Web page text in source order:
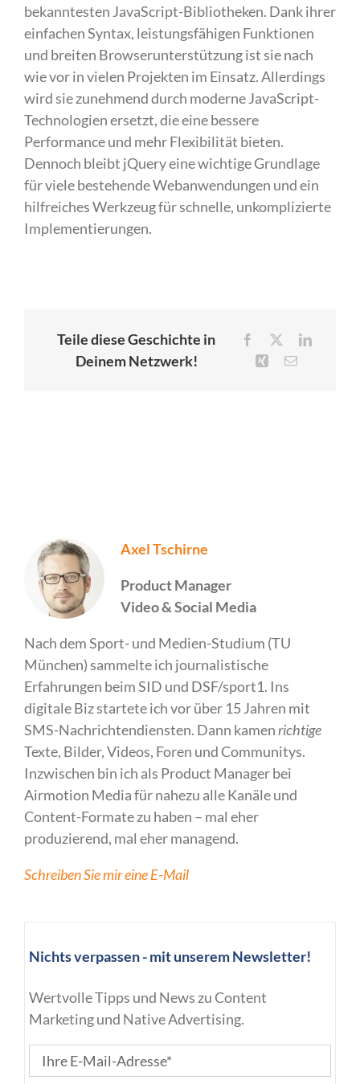
bekanntesten JavaScript-Bibliotheken. Dank ihrer
einfachen Syntax, leistungsfähigen Funktionen
und breiten Browserunterstützung ist sie nach
wie vor in vielen Projekten im Einsatz. Allerdings
wird sie zunehmend durch moderne JavaScript-
Technologien ersetzt, die eine bessere
Performance und mehr Flexibilität bieten.
Dennoch bleibt jQuery eine wichtige Grundlage
für viele bestehende Webanwendungen und ein
hilfreiches Werkzeug für schnelle, unkomplizierte
Implementierungen.
Teile diese Geschichte in
Deinem Netzwerk!
Facebook
LinkedIn
Xing E-
Axel Tschirne
Product Manager
Video & Social Media
Nach dem Sport- und Medien-Studium (TU
München) sammelte ich journalistische
Erfahrungen beim SID und DSF/sport1. Ins
digitale Biz startete ich vor über 15 Jahren mit
SMS-Nachrichtendiensten. Dann kamenrichtige
Texte, Bilder, Videos, Foren und Communitys.
Inzwischen bin ich als Product Manager bei
Airmotion Media für nahezu alle Kanäle und
Content-Formate zu haben – mal eher
produzierend, mal eher managend.
Schreiben Sie mir eine E-Mail
Nichts verpassen - mit unserem Newsletter!
Wertvolle Tipps und News zu Content
Marketing und Native Advertising.